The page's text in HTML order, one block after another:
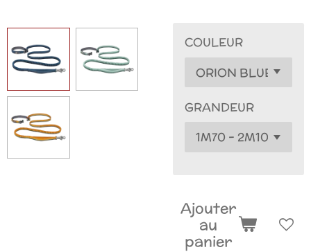
COULEUR
GRANDEUR
Ajouter
au
panier